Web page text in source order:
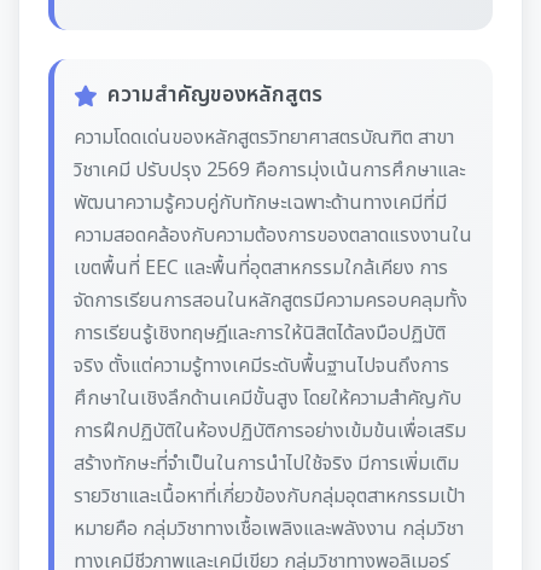
ความสำคัญของหลักสูตร
ความโดดเด่นของหลักสูตรวิทยาศาสตรบัณฑิต สาขา
วิชาเคมี ปรับปรุง 2569 คือการมุ่งเน้นการศึกษาและ
พัฒนาความรู้ควบคู่กับทักษะเฉพาะด้านทางเคมีที่มี
ความสอดคล้องกับความต้องการของตลาดแรงงานใน
เขตพื้นที่ EEC และพื้นที่อุตสาหกรรมใกล้เคียง การ
จัดการเรียนการสอนในหลักสูตรมีความครอบคลุมทั้ง
การเรียนรู้เชิงทฤษฎีและการให้นิสิตได้ลงมือปฏิบัติ
จริง ตั้งแต่ความรู้ทางเคมีระดับพื้นฐานไปจนถึงการ
ศึกษาในเชิงลึกด้านเคมีขั้นสูง โดยให้ความสำคัญกับ
การฝึกปฏิบัติในห้องปฏิบัติการอย่างเข้มข้นเพื่อเสริม
สร้างทักษะที่จำเป็นในการนำไปใช้จริง มีการเพิ่มเติม
รายวิชาและเนื้อหาที่เกี่ยวข้องกับกลุ่มอุตสาหกรรมเป้า
หมายคือ กลุ่มวิชาทางเชื้อเพลิงและพลังงาน กลุ่มวิชา
ทางเคมีชีวภาพและเคมีเขียว กลุ่มวิชาทางพอลิเมอร์